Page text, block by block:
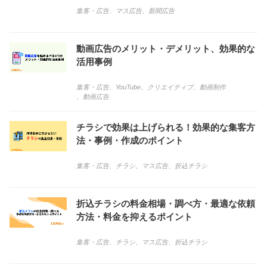
集客・広告、 マス広告、 新聞広告
動画広告のメリット・デメリット、効果的な
活用事例
集客・広告、 YouTube クリエイティブ、 動画制作
動画広告
チラシで効果は上げられる！効果的な集客方
法・事例・作成のポイント
集客・広告、 チラシ マス広告、 折込チラシ
折込チラシの料金相場・調べ方・最適な依頼
方法・料金を抑えるポイント
集客・広告、 チラシ マス広告、 折込チラシ